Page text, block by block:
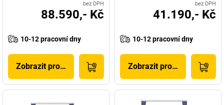
bez DPH
88.590,- Kč
10-12 pracovní dny
Zobrazit produkt
bez DPH
41.190,- Kč
10-12 pracovní dny
Zobrazit produkt